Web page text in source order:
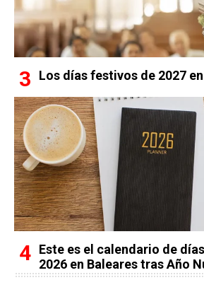
Los días festivos de 2027
Este es el calendario de
2026 en Baleares tras Año